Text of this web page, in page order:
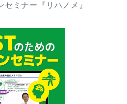
セミナー『リハノメ』